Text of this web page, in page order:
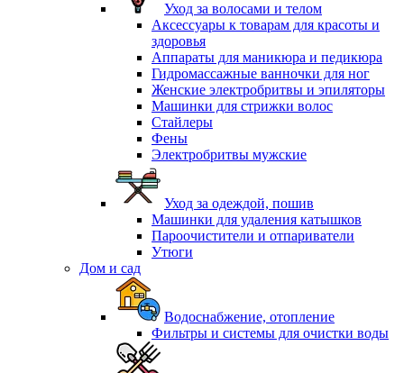
Уход за волосами и телом
Аксессуары к товарам для красоты и
здоровья
Аппараты для маникюра и педикюра
Гидромассажные ванночки для ног
Женские электробритвы и эпиляторы
Машинки для стрижки волос
Стайлеры
Фены
Электробритвы мужские
Уход за одеждой, пошив
Машинки для удаления катышков
Пароочистители и отпариватели
Утюги
Дом и сад
Водоснабжение, отопление
Фильтры и системы для очистки воды